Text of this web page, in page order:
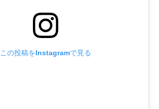
この投稿をInstagramで見る